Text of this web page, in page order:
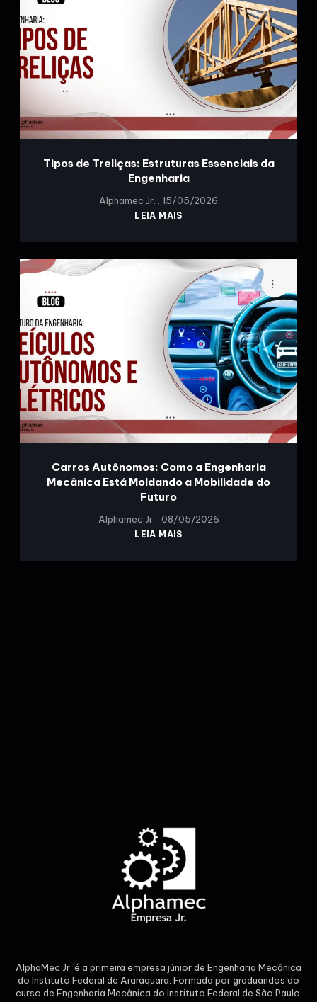
Tipos de Treliças: Estruturas Essenciais da
Engenharia
Alphamec Jr. 15/05/2026
LEIA MAIS
Carros Autônomos: Como a Engenharia
Mecânica Está Moldando a Mobilidade do
Futuro
Alphamec Jr. 08/05/2026
LEIA MAIS
AlphaMec Jr. é a primeira empresa júnior de Engenharia Mecânica
do Instituto Federal de Araraquara. Formada por graduandos do
curso de Engenharia Mecânica do Instituto Federal de São Paulo,